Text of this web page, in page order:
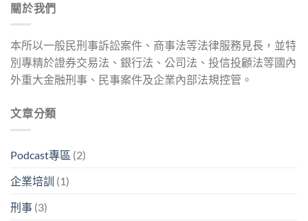
關於我們
本所以一般民刑事訴訟案件、商事法等法律服務見長，並特
別專精於證券交易法、銀行法、公司法、投信投顧法等國內
外重大金融刑事、民事案件及企業內部法規控管。
文章分類
Podcast專區 (2)
企業培訓 (1)
刑事 (3)